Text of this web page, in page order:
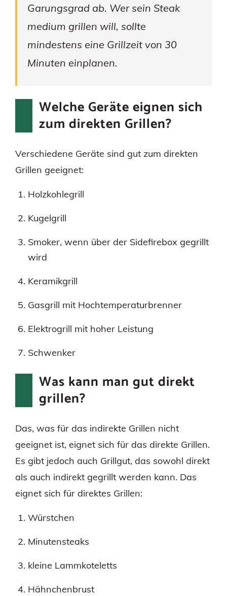
Garungsgrad ab. Wer sein Steak
medium grillen will, sollte
mindestens eine Grillzeit von 30
Minuten einplanen.
Welche Geräte eignen sich
zum direkten Grillen?
Verschiedene Geräte sind gut zum direkten
Grillen geeignet:
Holzkohlegrill
Kugelgrill
Smoker, wenn über der Sidefirebox gegrillt
wird
Keramikgrill
Gasgrill mit Hochtemperaturbrenner
Elektrogrill mit hoher Leistung
Schwenker
Was kann man gut direkt
grillen?
Das, was für das indirekte Grillen nicht
geeignet ist, eignet sich für das direkte Grillen.
Es gibt jedoch auch Grillgut, das sowohl direkt
als auch indirekt gegrillt werden kann. Das
eignet sich für direktes Grillen:
Würstchen
Minutensteaks
kleine Lammkoteletts
Hähnchenbrust